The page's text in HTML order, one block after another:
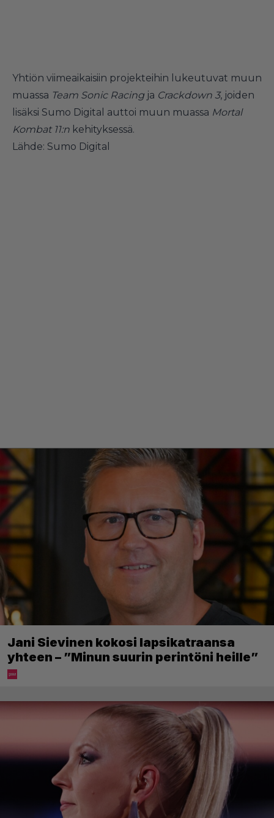
Yhtiön viimeaikaisiin projekteihin lukeutuvat muun
muassa Team Sonic Racing ja Crackdown 3, joiden
lisäksi Sumo Digital auttoi muun muassa Mortal
Kombat 11:n kehityksessä.
Lähde: Sumo Digital
Jani Sievinen kokosi lapsikatraansa
yhteen – ”Minun suurin perintöni heille”